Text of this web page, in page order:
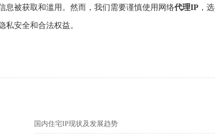
息被获取和滥用。然而，我们需要谨慎使用网络代理IP ，选
安全和合法权益。
国内住宅IP现状及发展趋势